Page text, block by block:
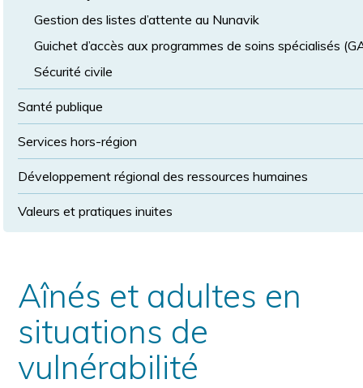
Gestion des listes d’attente au Nunavik
Guichet d’accès aux programmes de soins spécialisés
Sécurité civile
Santé publique
Services hors-région
Développement régional des ressources humaines
Valeurs et pratiques inuites
Aînés et adultes en
situations de
vulnérabilité